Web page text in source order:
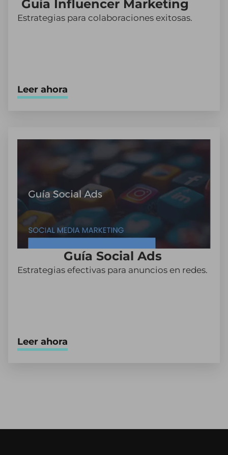
Guía Influencer Marketing
Estrategias para colaboraciones exitosas.
Leer ahora
Guía Social Ads
Estrategias efectivas para anuncios en redes.
Leer ahora